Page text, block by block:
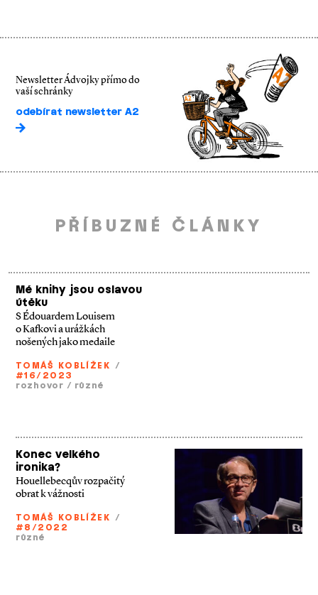
Newsletter Ádvojky přímo do
vaší schránky
odebírat newsletter A2
PŘÍBUZNÉ ČLÁNKY
Mé knihy jsou oslavou
útěku
S Édouardem Louisem
o Kafkovi a urážkách
nošených jako medaile
TOMÁŠ KOBLÍŽEK /
#16/2023
rozhovor / různé
Konec velkého
ironika?
Houellebecqův rozpačitý
obrat k vážnosti
TOMÁŠ KOBLÍŽEK /
#8/2022
různé